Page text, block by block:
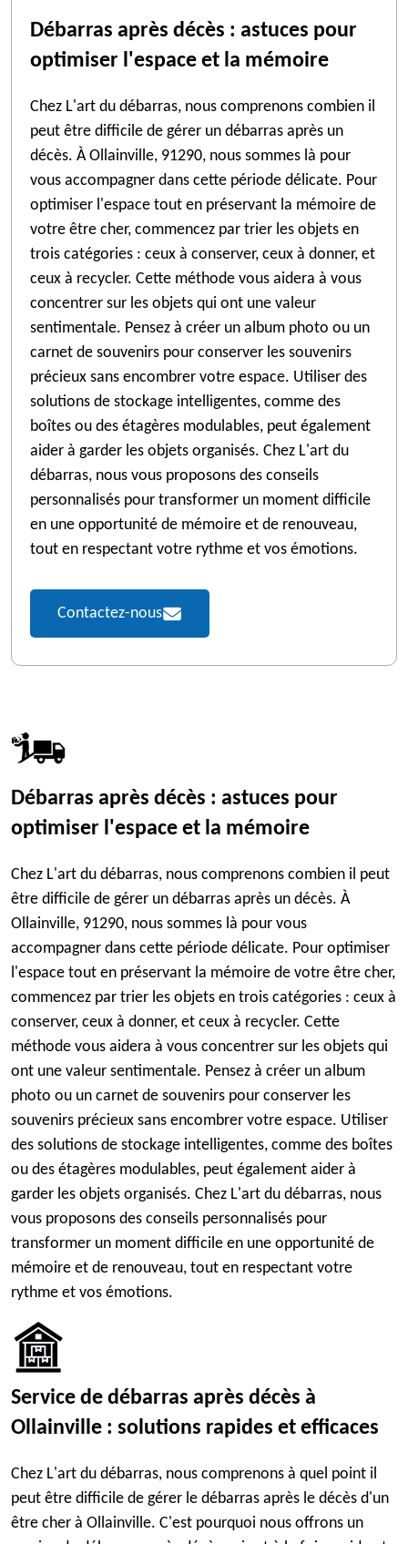
Débarras après décès : astuces pour
optimiser l'espace et la mémoire
Chez L'art du débarras, nous comprenons combien il
peut être difficile de gérer un débarras après un
décès. À Ollainville, 91290, nous sommes là pour
vous accompagner dans cette période délicate. Pour
optimiser l'espace tout en préservant la mémoire de
votre être cher, commencez par trier les objets en
trois catégories : ceux à conserver, ceux à donner, et
ceux à recycler. Cette méthode vous aidera à vous
concentrer sur les objets qui ont une valeur
sentimentale. Pensez à créer un album photo ou un
carnet de souvenirs pour conserver les souvenirs
précieux sans encombrer votre espace. Utiliser des
solutions de stockage intelligentes, comme des
boîtes ou des étagères modulables, peut également
aider à garder les objets organisés. Chez L'art du
débarras, nous vous proposons des conseils
personnalisés pour transformer un moment difficile
en une opportunité de mémoire et de renouveau,
tout en respectant votre rythme et vos émotions.
Contactez-nous
Débarras après décès : astuces pour
optimiser l'espace et la mémoire
Chez L'art du débarras, nous comprenons combien il peut
être difficile de gérer un débarras après un décès. À
Ollainville, 91290, nous sommes là pour vous
accompagner dans cette période délicate. Pour optimiser
l'espace tout en préservant la mémoire de votre être cher,
commencez par trier les objets en trois catégories : ceux à
conserver, ceux à donner, et ceux à recycler. Cette
méthode vous aidera à vous concentrer sur les objets qui
ont une valeur sentimentale. Pensez à créer un album
photo ou un carnet de souvenirs pour conserver les
souvenirs précieux sans encombrer votre espace. Utiliser
des solutions de stockage intelligentes, comme des boîtes
ou des étagères modulables, peut également aider à
garder les objets organisés. Chez L'art du débarras, nous
vous proposons des conseils personnalisés pour
transformer un moment difficile en une opportunité de
mémoire et de renouveau, tout en respectant votre
rythme et vos émotions.
Service de débarras après décès à
Ollainville : solutions rapides et efficaces
Chez L'art du débarras, nous comprenons à quel point il
peut être difficile de gérer le débarras après le décès d'un
être cher à Ollainville. C'est pourquoi nous offrons un